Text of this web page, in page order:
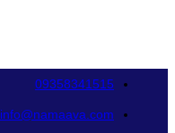
09358341515
info@namaava.com